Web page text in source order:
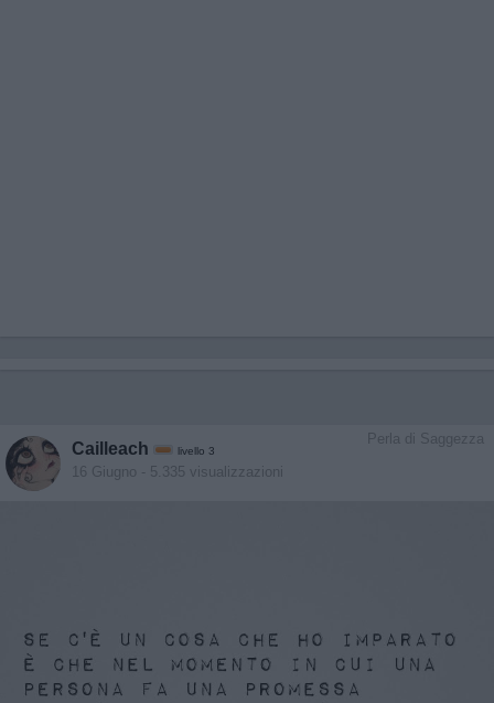
Perla di Saggezza
Cailleach livello 3
16 Giugno - 5.335 visualizzazioni